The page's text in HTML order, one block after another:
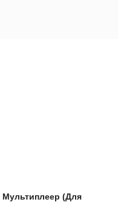
Мультиплеер (Для